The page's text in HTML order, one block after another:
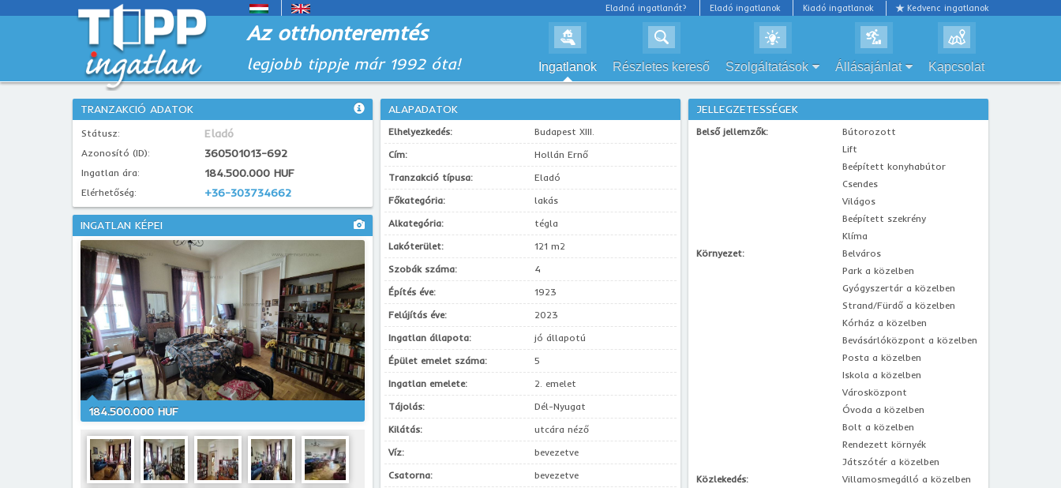
Eladná ingatlanát? Eladó ingatlanok Kiadó ingatlanok Kedvenc ingatlanok
Az otthonteremtés
legjobb tippje már 1992 óta! Ingatlanok Részletes kereső Szolgáltatások Állásajánlat Kapcsolat
TRANZAKCIÓ ADATOK
Státusz: Eladó
Azonosító (ID): 360501013-692
Ingatlan ára: 184.500.000 HUF
Elérhetőség: +36-303734662
INGATLAN KÉPEI
184.500.000 HUF
ALAPADATOK
Elhelyezkedés:
Budapest XIII.
Cím:
Hollán Ernő
Tranzakció típusa:
Eladó
Főkategória:
lakás
Alkategória:
tégla
Lakóterület:
121 m2
Szobák száma:
4
Építés éve:
1923
Felújítás éve:
2023
Ingatlan állapota:
jó állapotú
Épület emelet száma:
5
Ingatlan emelete:
2. emelet
Tájolás:
Dél-Nyugat
Kilátás:
utcára néző
Víz:
bevezetve
Csatorna:
bevezetve
JELLEGZETESSÉGEK
Belső jellemzők:
Bútorozott
Lift
Beépített konyhabútor
Csendes
Világos
Beépített szekrény
Klíma
Környezet:
Belváros
Park a közelben
Gyógyszertár a közelben
Strand/Fürdő a közelben
Kórház a közelben
Bevásárlóközpont a közelben
Posta a közelben
Iskola a közelben
Városközpont
Óvoda a közelben
Bolt a közelben
Rendezett környék
Játszótér a közelben
Közlekedés:
Villamosmegálló a közelben